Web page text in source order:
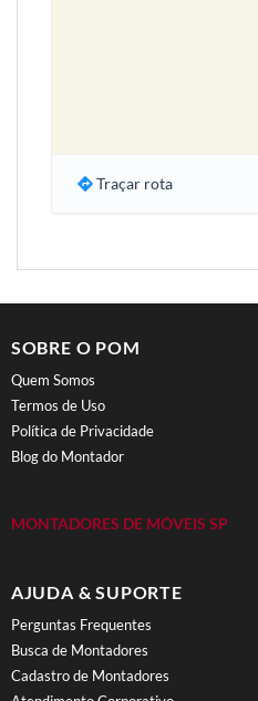
Traçar rota
SOBRE O POM
Quem Somos
Termos de Uso
Política de Privacidade
Blog do Montador
MONTADORES DE MÓVEIS SP
AJUDA & SUPORTE
Perguntas Frequentes
Busca de Montadores
Cadastro de Montadores